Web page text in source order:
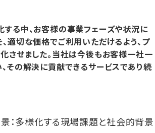
る中、お客様の事業フェーズや状況に
適切な価格でご利用いただけるよう、プ
させました。当社は今後もお客様一社一
その解決に貢献できるサービスであり続
：多様化する現場課題と社会的背景